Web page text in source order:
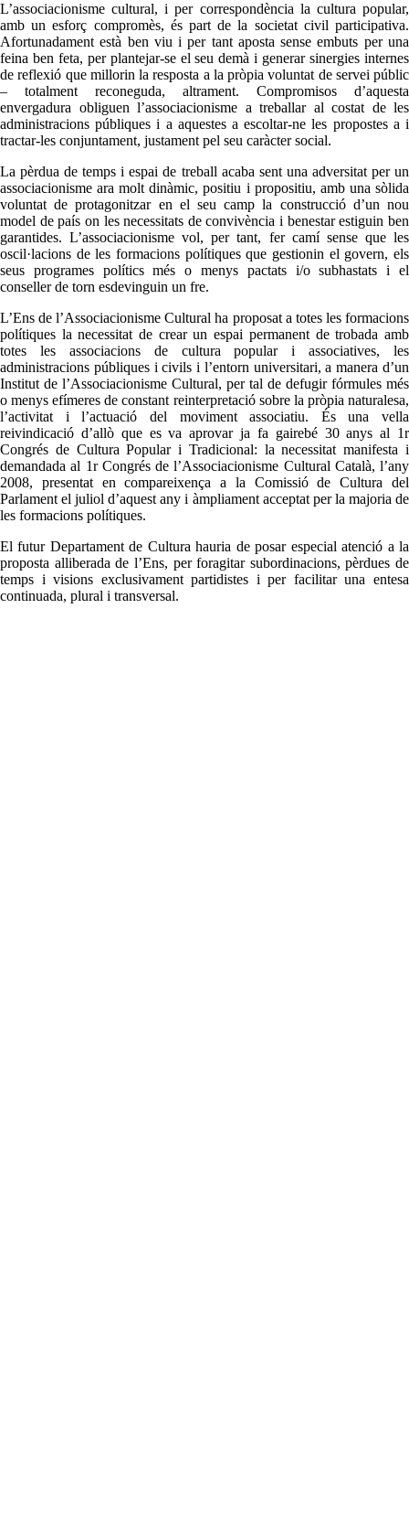
L’associacionisme cultural, i per correspondència la cultura popular,
amb un esforç compromès, és part de la societat civil participativa.
Afortunadament està ben viu i per tant aposta sense embuts per una
feina ben feta, per plantejar-se el seu demà i generar sinergies internes
de reflexió que millorin la resposta a la pròpia voluntat de servei públic
– totalment reconeguda, altrament. Compromisos d’aquesta
envergadura obliguen l’associacionisme a treballar al costat de les
administracions públiques i a aquestes a escoltar-ne les propostes a i
tractar-les conjuntament, justament pel seu caràcter social.
La pèrdua de temps i espai de treball acaba sent una adversitat per un
associacionisme ara molt dinàmic, positiu i propositiu, amb una sòlida
voluntat de protagonitzar en el seu camp la construcció d’un nou
model de país on les necessitats de convivència i benestar estiguin ben
garantides. L’associacionisme vol, per tant, fer camí sense que les
oscil·lacions de les formacions polítiques que gestionin el govern, els
seus programes polítics més o menys pactats i/o subhastats i el
conseller de torn esdevinguin un fre.
L’Ens de l’Associacionisme Cultural ha proposat a totes les formacions
polítiques la necessitat de crear un espai permanent de trobada amb
totes les associacions de cultura popular i associatives, les
administracions públiques i civils i l’entorn universitari, a manera d’un
Institut de l’Associacionisme Cultural, per tal de defugir fórmules més
o menys efímeres de constant reinterpretació sobre la pròpia naturalesa,
l’activitat i l’actuació del moviment associatiu. És una vella
reivindicació d’allò que es va aprovar ja fa gairebé 30 anys al 1r
Congrés de Cultura Popular i Tradicional: la necessitat manifesta i
demandada al 1r Congrés de l’Associacionisme Cultural Català, l’any
2008, presentat en compareixença a la Comissió de Cultura del
Parlament el juliol d’aquest any i àmpliament acceptat per la majoria de
les formacions polítiques.
El futur Departament de Cultura hauria de posar especial atenció a la
proposta alliberada de l’Ens, per foragitar subordinacions, pèrdues de
temps i visions exclusivament partidistes i per facilitar una entesa
continuada, plural i transversal.